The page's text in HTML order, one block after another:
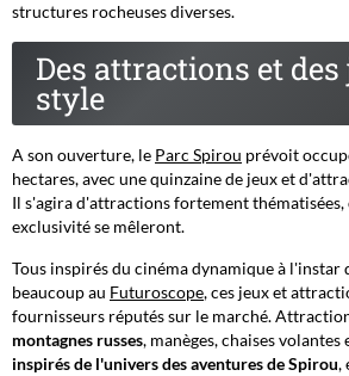
structures rocheuses diverses.
Des attractions et
style
A son ouverture, le Parc Spirou prévoit
hectares, avec une quinzaine de jeux et
Il s'agira d'attractions fortement
exclusivité se mêleront.
Tous inspirés du cinéma dynamique à l'instar
beaucoup au Futuroscope, ces jeux et
fournisseurs réputés sur le marché.
montagnes russes, manèges, chaises
inspirés de l'univers des aventures de Spirou,